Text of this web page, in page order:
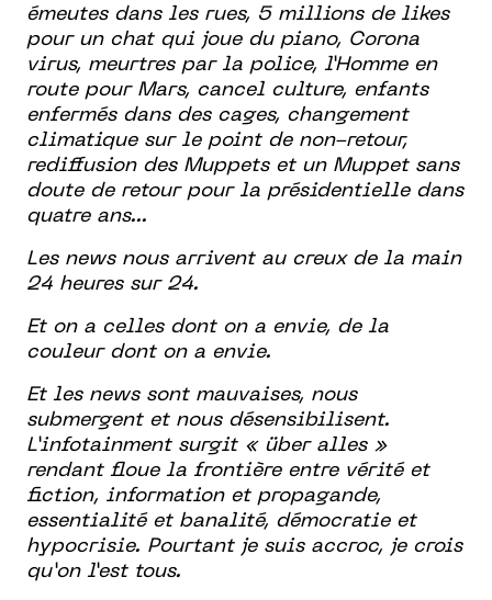
émeutes dans les rues, 5 millions de likes
pour un chat qui joue du piano, Corona
virus, meurtres par la police, l’Homme en
route pour Mars, cancel culture, enfants
enfermés dans des cages, changement
climatique sur le point de non-retour,
rediffusion des Muppets et un Muppet sans
doute de retour pour la présidentielle dans
quatre ans...
Les news nous arrivent au creux de la main
24 heures sur 24.
Et on a celles dont on a envie, de la
couleur dont on a envie.
Et les news sont mauvaises, nous
submergent et nous désensibilisent.
L’infotainment surgit « über alles »
rendant floue la frontière entre vérité et
fiction, information et propagande,
essentialité et banalité, démocratie et
hypocrisie. Pourtant je suis accroc, je crois
qu’on l’est tous.